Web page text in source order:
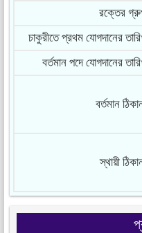
রক্তের
চাকুরীতে প্রথম যোগদানের
বর্তমান পদে যোগদানের
বর্তমান
স্থায়ী